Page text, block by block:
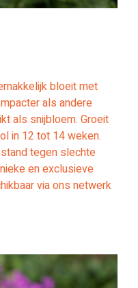
bloeit met
als andere
als snijbloem. Groeit
in 12 tot 14 weken.
tegen slechte
en exclusieve
via ons netwerk